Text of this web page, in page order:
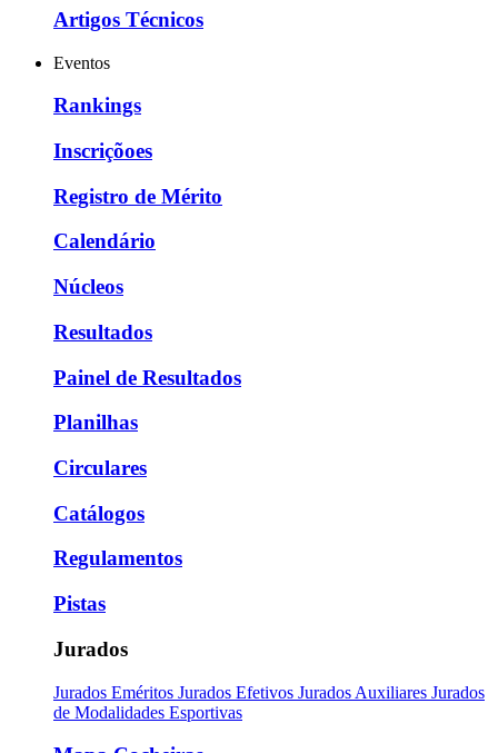
Artigos Técnicos
Eventos
Rankings
Inscriçõoes
Registro de Mérito
Calendário
Núcleos
Resultados
Painel de Resultados
Planilhas
Circulares
Catálogos
Regulamentos
Pistas
Jurados
Jurados Eméritos Jurados Efetivos Jurados Auxiliares Jurados
de Modalidades Esportivas